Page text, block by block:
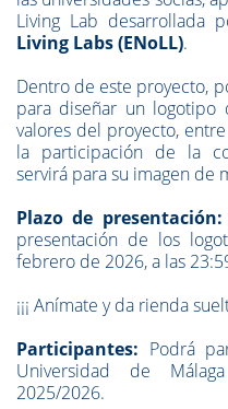
Living Lab desarrollada
Living Labs(ENoLL).
Dentro de este proyecto,
para diseñar un logotipo
valores del proyecto,
la participación de la
servirá para su imagen de
Plazo de presentación:
presentación de los
febrero de 2026, a las
¡¡¡ Anímate y da rienda
Participantes: Podrá
Universidad de
2025/2026.